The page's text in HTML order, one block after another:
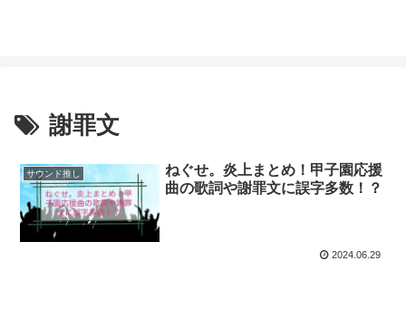
謝罪文
サウンド推し
ねぐせ。炎上まとめ！甲子園応援
曲の歌詞や謝罪文に誤字多数！？
2024.06.29